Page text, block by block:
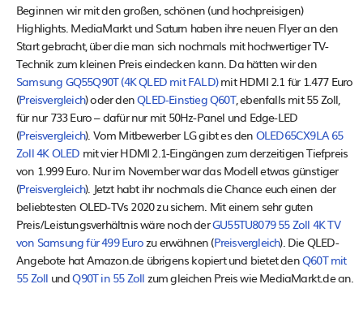
Beginnen wir mit den großen, schönen (und hochpreisigen)
Highlights. MediaMarkt und Saturn haben ihre neuen Flyer an den
Start gebracht, über die man sich nochmals mit hochwertiger TV-
Technik zum kleinen Preis eindecken kann. Da hätten wir den
Samsung GQ55Q90T (4K QLED mit FALD)mit HDMI 2.1 für 1.477 Euro
(Preisvergleich) oder denQLED-Einstieg Q60T, ebenfalls mit 55 Zoll,
für nur 733 Euro – dafür nur mit 50Hz-Panel und Edge-LED
(Preisvergleich). Vom Mitbewerber LG gibt es den OLED65CX9LA 65
Zoll 4K OLED mit vier HDMI 2.1-Eingängen zum derzeitigen Tiefpreis
von 1.999 Euro. Nur im November war das Modell etwas günstiger
(Preisvergleich). Jetzt habt ihr nochmals die Chance euch einen der
beliebtesten OLED-TVs 2020 zu sichern. Mit einem sehr guten
Preis/Leistungsverhältnis wäre noch derGU55TU8079 55 Zoll 4K TV
von Samsung für 499 Eurozu erwähnen (Preisvergleich). Die QLED-
Angebote hat Amazon.de übrigens kopiert und bietet denQ60T mit
55 Zoll undQ90T in 55 Zoll zum gleichen Preis wie MediaMarkt.de an.